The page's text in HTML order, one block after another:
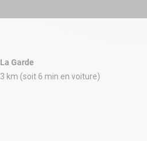
La Garde
3 km (soit 6 min en voiture)